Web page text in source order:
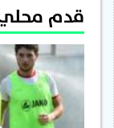
قدم محلي